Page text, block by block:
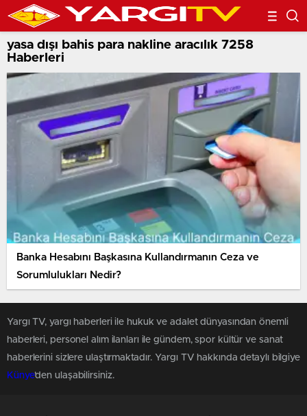
yasa dışı bahis para nakline aracılık 7258
Haberleri
Banka Hesabını Başkasına Kullandırmanın Ceza ve
Sorumlulukları Nedir?
Yargı TV, yargı haberleri ile hukuk ve adalet dünyasından önemli
haberleri, personel alım ilanları ile gündem, spor kültür ve sanat
haberlerini sizlere ulaştırmaktadır. Yargı TV hakkında detaylı bilgiye
Künye'den ulaşabilirsiniz.